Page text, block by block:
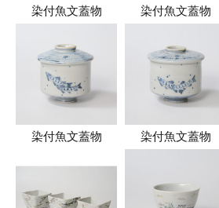
染付魚文蓋物 染付魚文蓋物
染付魚文蓋物 染付魚文蓋物